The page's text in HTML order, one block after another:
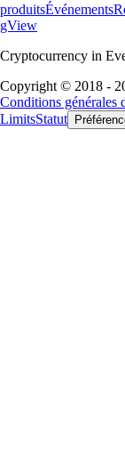
produitsÉvénements
gView
Cryptocurrency in
Copyright © 2018 -
Conditions générales
LimitsStatut